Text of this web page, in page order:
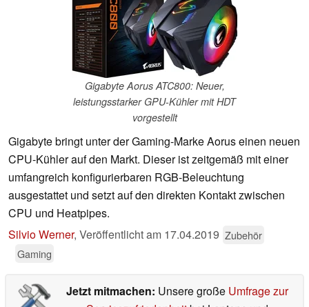
Gigabyte Aorus ATC800: Neuer,
leistungsstarker GPU-Kühler mit HDT
vorgestellt
Gigabyte bringt unter der Gaming-Marke Aorus einen neuen
CPU-Kühler auf den Markt. Dieser ist zeitgemäß mit einer
umfangreich konfigurierbaren RGB-Beleuchtung
ausgestattet und setzt auf den direkten Kontakt zwischen
CPU und Heatpipes.
Silvio Werner, Veröffentlicht am 17.04.2019 Zubehör
Gaming
Jetzt mitmachen: Unsere große Umfrage zur